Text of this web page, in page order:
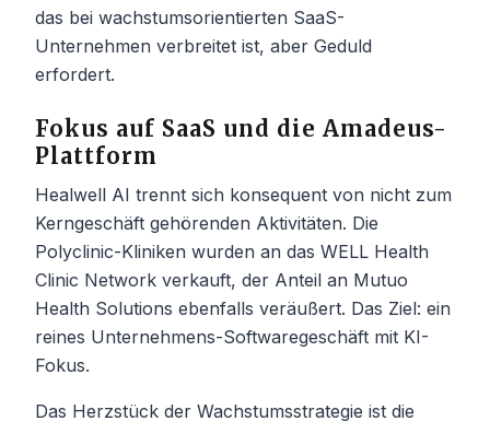
das bei wachstumsorientierten SaaS-
Unternehmen verbreitet ist, aber Geduld
erfordert.
Fokus auf SaaS und die Amadeus-
Plattform
Healwell AI trennt sich konsequent von nicht zum
Kerngeschäft gehörenden Aktivitäten. Die
Polyclinic-Kliniken wurden an das WELL Health
Clinic Network verkauft, der Anteil an Mutuo
Health Solutions ebenfalls veräußert. Das Ziel: ein
reines Unternehmens-Softwaregeschäft mit KI-
Fokus.
Das Herzstück der Wachstumsstrategie ist die